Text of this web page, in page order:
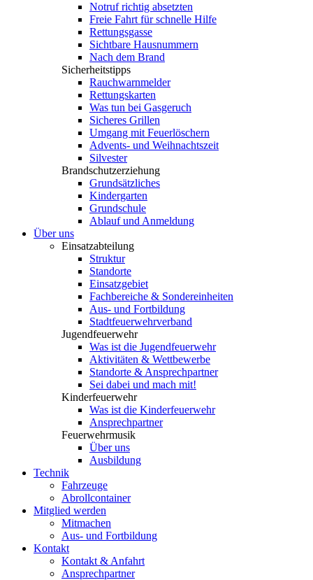
Notruf richtig absetzten
Freie Fahrt für schnelle Hilfe
Rettungsgasse
Sichtbare Hausnummern
Nach dem Brand
Sicherheitstipps
Rauchwarnmelder
Rettungskarten
Was tun bei Gasgeruch
Sicheres Grillen
Umgang mit Feuerlöschern
Advents- und Weihnachtszeit
Silvester
Brandschutzerziehung
Grundsätzliches
Kindergarten
Grundschule
Ablauf und Anmeldung
Über uns
Einsatzabteilung
Struktur
Standorte
Einsatzgebiet
Fachbereiche & Sondereinheiten
Aus- und Fortbildung
Stadtfeuerwehrverband
Jugendfeuerwehr
Was ist die Jugendfeuerwehr
Aktivitäten & Wettbewerbe
Standorte & Ansprechpartner
Sei dabei und mach mit!
Kinderfeuerwehr
Was ist die Kinderfeuerwehr
Ansprechpartner
Feuerwehrmusik
Über uns
Ausbildung
Technik
Fahrzeuge
Abrollcontainer
Mitglied werden
Mitmachen
Aus- und Fortbildung
Kontakt
Kontakt & Anfahrt
Ansprechpartner